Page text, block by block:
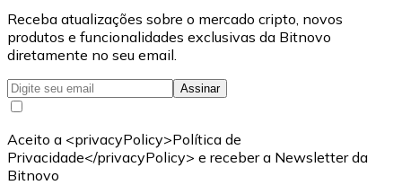
Receba atualizações sobre o mercado cripto, novos
produtos e funcionalidades exclusivas da Bitnovo
diretamente no seu email.
Assinar
Aceito a <privacyPolicy>Política de
Privacidade</privacyPolicy> e receber a Newsletter da
Bitnovo